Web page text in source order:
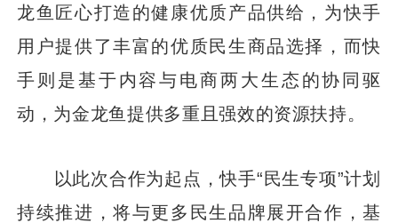
龙鱼匠心打造的健康优质产品供给，为快手
用户提供了丰富的优质民生商品选择，而快
手则是基于内容与电商两大生态的协同驱
动，为金龙鱼提供多重且强效的资源扶持。
以此次合作为起点，快手“民生专项”计划
持续推进，将与更多民生品牌展开合作，基